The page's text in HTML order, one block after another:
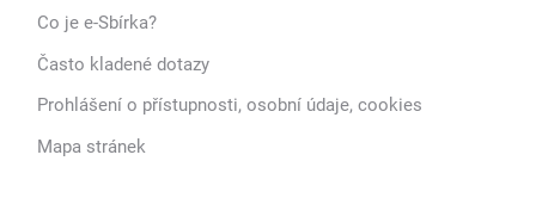
Co je e-Sbírka?
Často kladené dotazy
Prohlášení o přístupnosti, osobní údaje, cookies
Mapa stránek